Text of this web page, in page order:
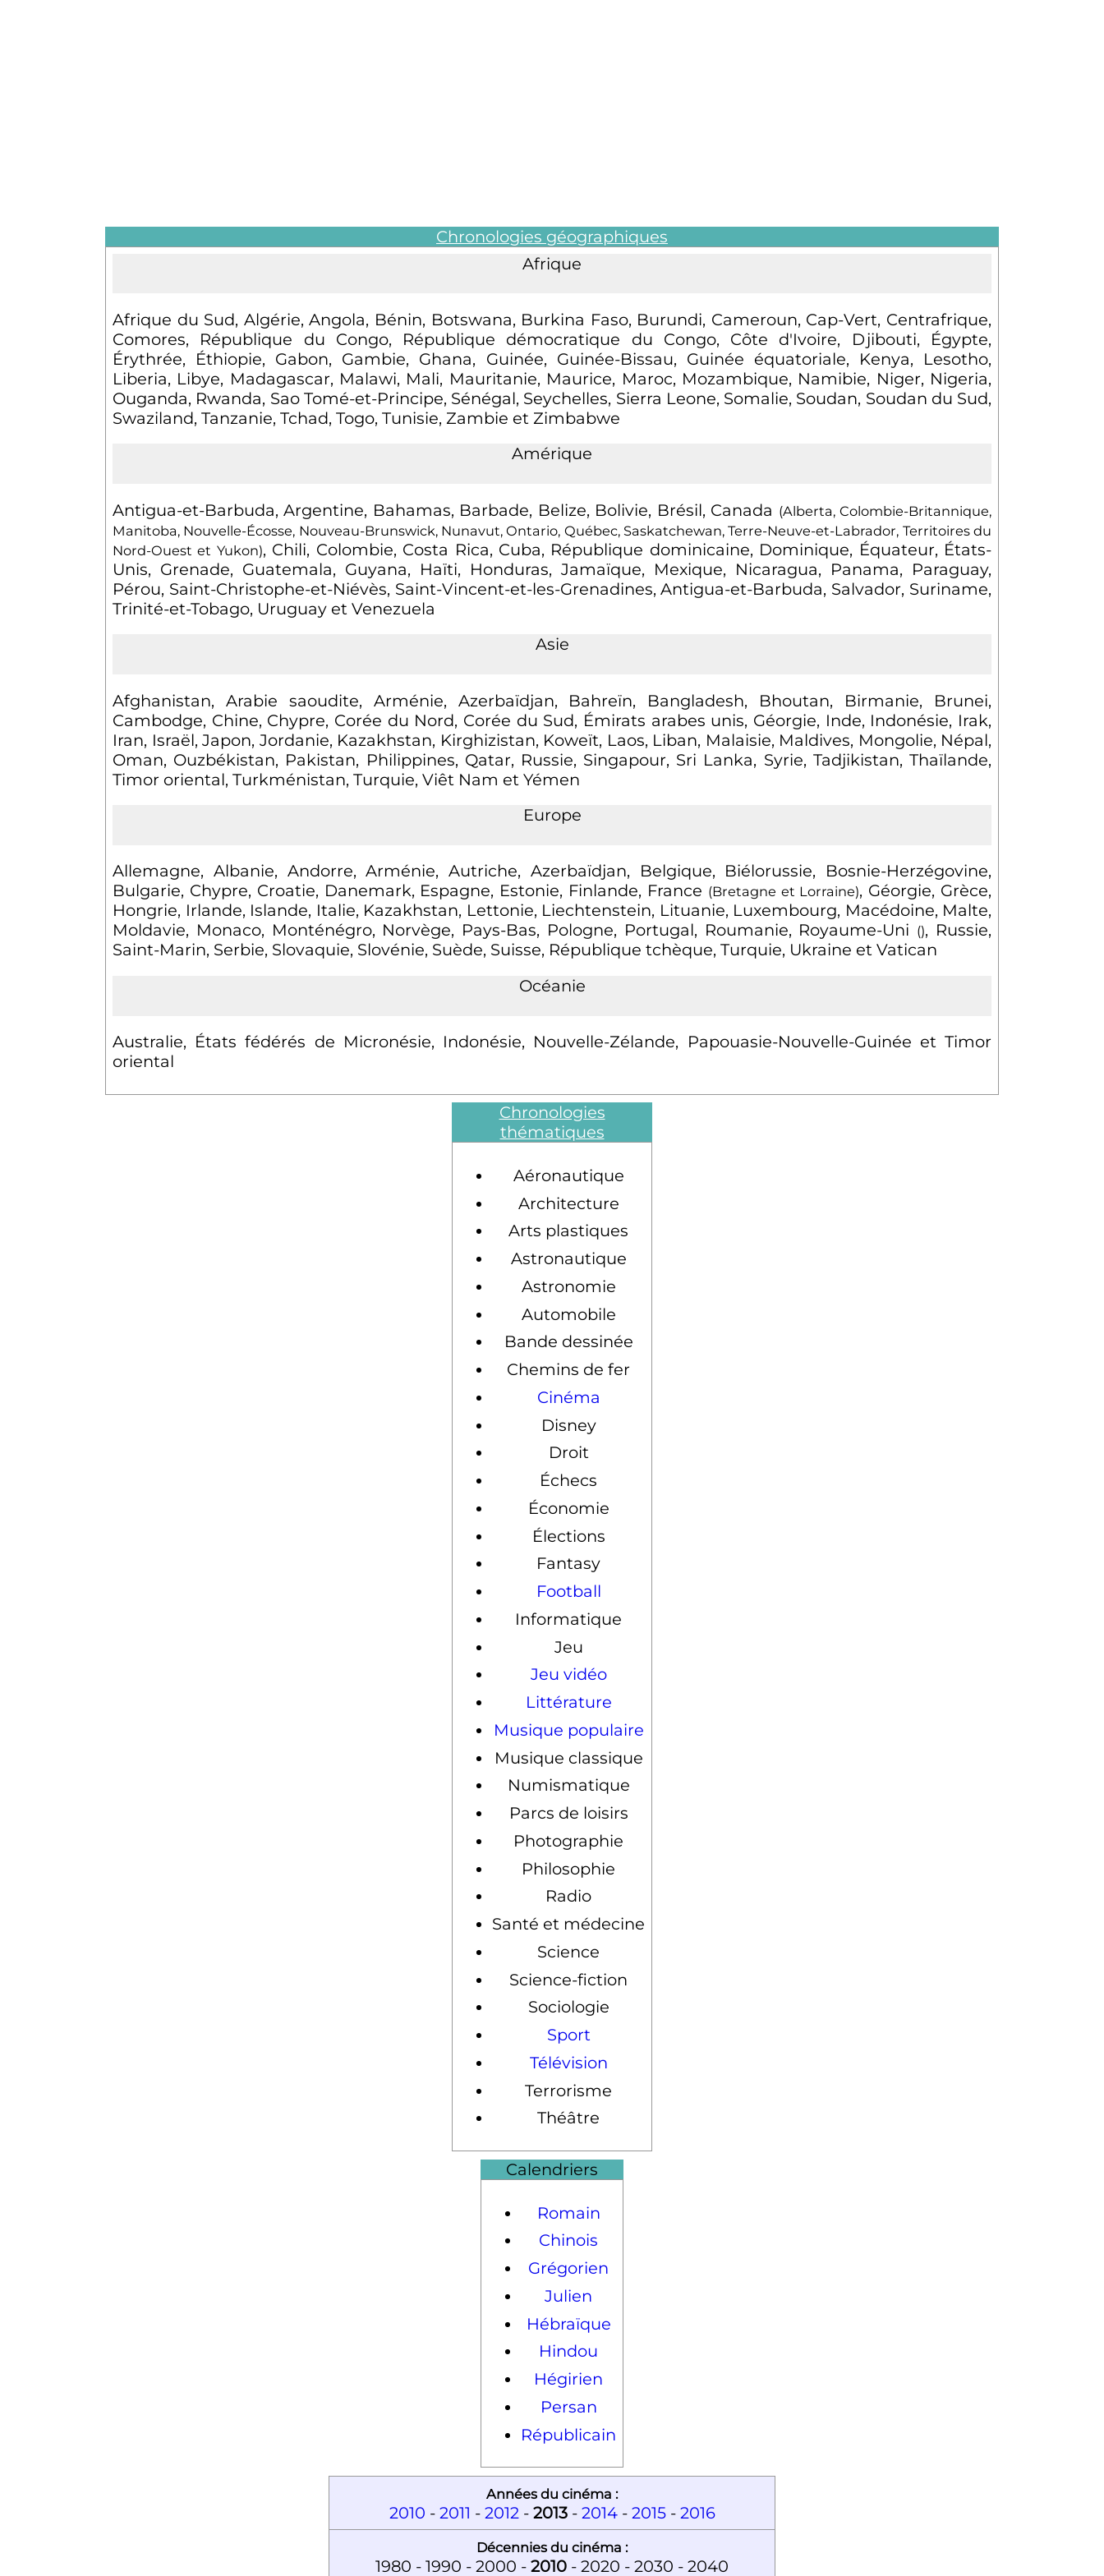
Chronologies géographiques
Afrique
Afrique du Sud, Algérie, Angola, Bénin, Botswana, Burkina Faso, Burundi, Cameroun, Cap-Vert, Centrafrique,
Comores, République du Congo, République démocratique du Congo, Côte d'Ivoire, Djibouti, Égypte,
Érythrée, Éthiopie, Gabon, Gambie, Ghana, Guinée, Guinée-Bissau, Guinée équatoriale, Kenya, Lesotho,
Liberia, Libye, Madagascar, Malawi, Mali, Mauritanie, Maurice, Maroc, Mozambique, Namibie, Niger, Nigeria,
Ouganda, Rwanda, Sao Tomé-et-Principe, Sénégal, Seychelles, Sierra Leone, Somalie, Soudan, Soudan du Sud,
Swaziland, Tanzanie, Tchad, Togo, Tunisie, Zambie et Zimbabwe
Amérique
Antigua-et-Barbuda, Argentine, Bahamas, Barbade, Belize, Bolivie, Brésil, Canada (Alberta, Colombie-Britannique,
Manitoba, Nouvelle-Écosse, Nouveau-Brunswick, Nunavut, Ontario, Québec, Saskatchewan, Terre-Neuve-et-Labrador, Territoires du
Nord-Ouest et Yukon), Chili, Colombie, Costa Rica, Cuba, République dominicaine, Dominique, Équateur, États-
Unis, Grenade, Guatemala, Guyana, Haïti, Honduras, Jamaïque, Mexique, Nicaragua, Panama, Paraguay,
Pérou, Saint-Christophe-et-Niévès, Saint-Vincent-et-les-Grenadines, Antigua-et-Barbuda, Salvador, Suriname,
Trinité-et-Tobago, Uruguay et Venezuela
Asie
Afghanistan, Arabie saoudite, Arménie, Azerbaïdjan, Bahreïn, Bangladesh, Bhoutan, Birmanie, Brunei,
Cambodge, Chine, Chypre, Corée du Nord, Corée du Sud, Émirats arabes unis, Géorgie, Inde, Indonésie, Irak,
Iran, Israël, Japon, Jordanie, Kazakhstan, Kirghizistan, Koweït, Laos, Liban, Malaisie, Maldives, Mongolie, Népal,
Oman, Ouzbékistan, Pakistan, Philippines, Qatar, Russie, Singapour, Sri Lanka, Syrie, Tadjikistan, Thaïlande,
Timor oriental, Turkménistan, Turquie, Viêt Nam et Yémen
Europe
Allemagne, Albanie, Andorre, Arménie, Autriche, Azerbaïdjan, Belgique, Biélorussie, Bosnie-Herzégovine,
Bulgarie, Chypre, Croatie, Danemark, Espagne, Estonie, Finlande, France (Bretagne et Lorraine), Géorgie, Grèce,
Hongrie, Irlande, Islande, Italie, Kazakhstan, Lettonie, Liechtenstein, Lituanie, Luxembourg, Macédoine, Malte,
Moldavie, Monaco, Monténégro, Norvège, Pays-Bas, Pologne, Portugal, Roumanie, Royaume-Uni (), Russie,
Saint-Marin, Serbie, Slovaquie, Slovénie, Suède, Suisse, République tchèque, Turquie, Ukraine et Vatican
Océanie
Australie, États fédérés de Micronésie, Indonésie, Nouvelle-Zélande, Papouasie-Nouvelle-Guinée et Timor
oriental
Chronologies
thématiques
Aéronautique
Architecture
Arts plastiques
Astronautique
Astronomie
Automobile
Bande dessinée
Chemins de fer
Cinéma
Disney
Droit
Échecs
Économie
Élections
Fantasy
Football
Informatique
Jeu
Jeu vidéo
Littérature
Musique populaire
Musique classique
Numismatique
Parcs de loisirs
Photographie
Philosophie
Radio
Santé et médecine
Science
Science-fiction
Sociologie
Sport
Télévision
Terrorisme
Théâtre
Calendriers
Romain
Chinois
Grégorien
Julien
Hébraïque
Hindou
Hégirien
Persan
Républicain
Années du cinéma :
2010 - 2011 - 2012 - 2013- 2014- 2015- 2016
Décennies du cinéma :
1980 - 1990 - 2000 - 2010 - 2020 - 2030 - 2040